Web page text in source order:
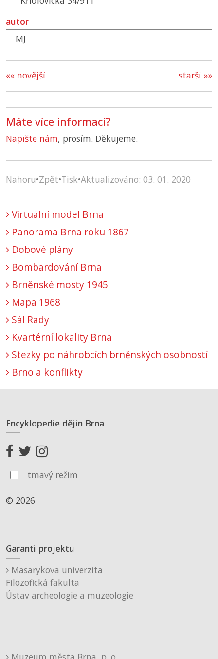
autor
MJ
starší »»
«« novější
Máte více informací?
Napište nám, prosím. Děkujeme.
Nahoru•Zpět•Tisk•Aktualizováno: 03. 01. 2020
Virtuální model Brna
Panorama Brna roku 1867
Dobové plány
Bombardování Brna
Brněnské mosty 1945
Mapa 1968
Sál Rady
Kvartérní lokality Brna
Stezky po náhrobcích brněnských osobností
Brno a konflikty
Encyklopedie dějin Brna
tmavý režim
© 2026
Garanti projektu
Masarykova univerzita
Filozofická fakulta
Ústav archeologie a muzeologie
Muzeum města Brna, p. o.